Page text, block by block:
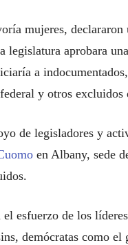
mujeres,
legislatura aprobara
a
y otros excluidos
de legisladores y
en Albany, sede
esfuerzo de los
demócratas como el